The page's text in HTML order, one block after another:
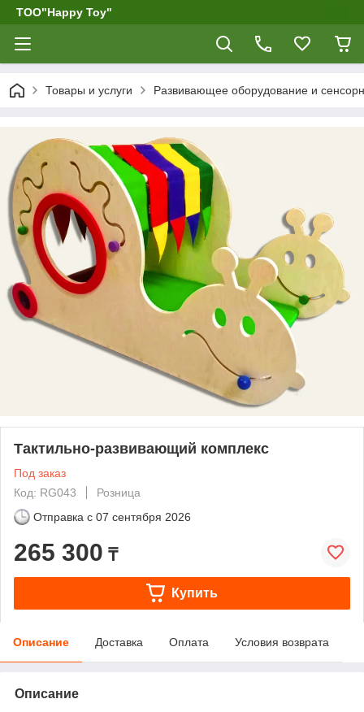
ТОО"Happy Toy"
Товары и услуги Развивающее оборудование и
Тактильно-развивающий комплекс
Под заказ
Код: RG043
Розница
Отправка с 07 сентября 2026
265 300 ₸
Купить
Описание Доставка Оплата Условия возврата
Описание